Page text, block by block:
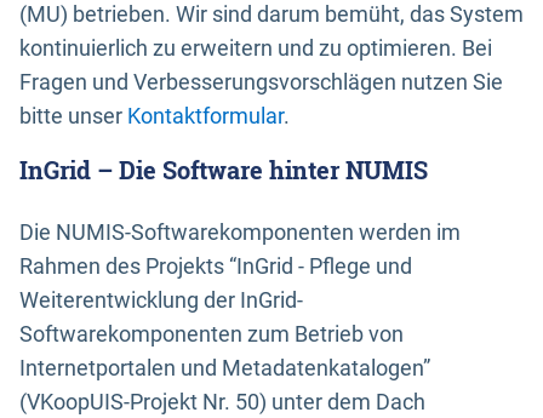
(MU) betrieben. Wir sind darum bemüht, das System
kontinuierlich zu erweitern und zu optimieren. Bei
Fragen und Verbesserungsvorschlägen nutzen Sie
bitte unser Kontaktformular.
InGrid – Die Software hinter NUMIS
Die NUMIS-Softwarekomponenten werden im
Rahmen des Projekts “InGrid - Pflege und
Weiterentwicklung der InGrid-
Softwarekomponenten zum Betrieb von
Internetportalen und Metadatenkatalogen”
(VKoopUIS-Projekt Nr. 50) unter dem Dach